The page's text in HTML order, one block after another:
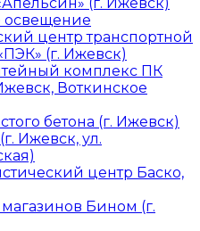
центр транспортной
(г. Ижевск)
комплекс ПК
Воткинское
бетона (г. Ижевск)
Ижевск, ул.
центр Баско,
Бином (г.